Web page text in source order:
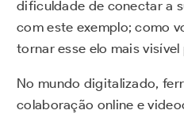
dificuldade de conectar a
com este exemplo; como
tornar esse elo mais visível
No mundo digitalizado,
colaboração online e